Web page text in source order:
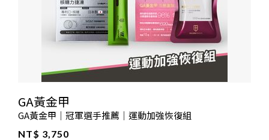
GA黃金甲
GA黃金甲｜冠軍選手推薦｜運動加強恢復組
NT$ 3,750